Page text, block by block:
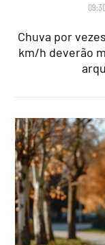
Chuva por
km/h deverão